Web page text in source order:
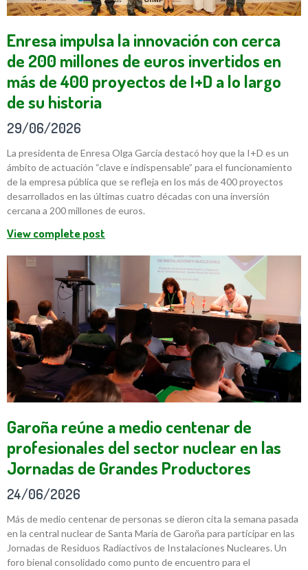
Enresa impulsa la innovación con cerca
de 200 millones de euros invertidos en
más de 400 proyectos de I+D a lo largo
de su historia
29/06/2026
La presidenta de Enresa Olga García destacó hoy que la I+D es un
ámbito de actuación “clave e indispensable” para el funcionamiento
de la empresa pública que se refleja en los más de 400 proyectos
desarrollados en las últimas cuatro décadas con una inversión
cercana a 200 millones de euros.
View complete post
Garoña reúne a medio centenar de
profesionales del sector nuclear en las
Jornadas de Grandes Productores
24/06/2026
Más de medio centenar de personas se dieron cita la semana pasada
en la central nuclear de Santa María de Garoña para participar en las
Jornadas de Residuos Radiactivos de Instalaciones Nucleares. Un
foro bienal consolidado como punto de encuentro para el